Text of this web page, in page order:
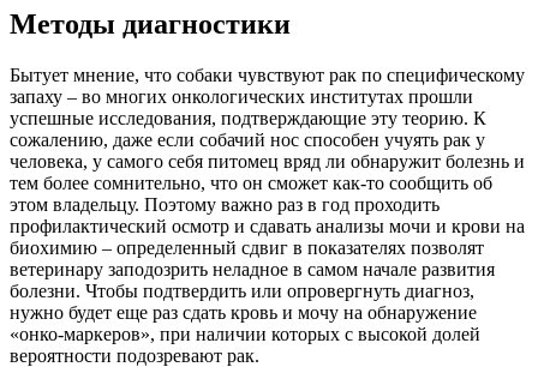
Методы диагностики
Бытует мнение, что собаки чувствуют рак по специфическому
запаху – во многих онкологических институтах прошли
успешные исследования, подтверждающие эту теорию. К
сожалению, даже если собачий нос способен учуять рак у
человека, у самого себя питомец вряд ли обнаружит болезнь и
тем более сомнительно, что он сможет как-то сообщить об
этом владельцу. Поэтому важно раз в год проходить
профилактический осмотр и сдавать анализы мочи и крови на
биохимию – определенный сдвиг в показателях позволят
ветеринару заподозрить неладное в самом начале развития
болезни. Чтобы подтвердить или опровергнуть диагноз,
нужно будет еще раз сдать кровь и мочу на обнаружение
«онко-маркеров», при наличии которых с высокой долей
вероятности подозревают рак.